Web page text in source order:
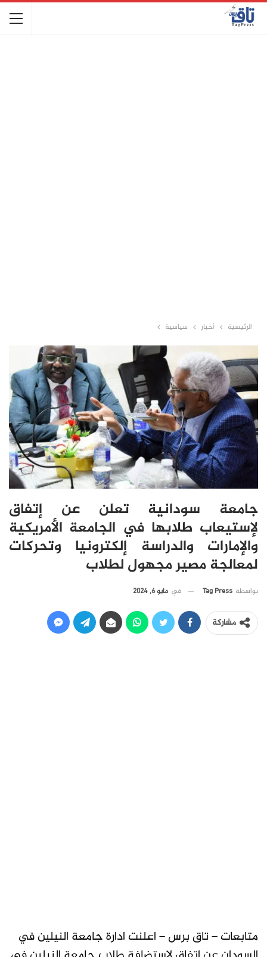
الرئيسية أخبار سياسية
جامعة سودانية تعلن عن إتفاق
لإستيعاب طلابها في الجامعة الأمريكية
والإمارات والدراسة إلكترونيا وتحركات
لمعالجة مصير مجهول لطلاب
بواسطة Tag Press في مايو 6, 2024
مشاركة
متابعات – تاق برس – اعلنت ادارة جامعة النيلين في